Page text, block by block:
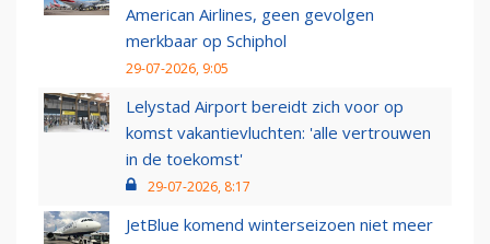
American Airlines, geen gevolgen
merkbaar op Schiphol
29-07-2026, 9:05
Lelystad Airport bereidt zich voor op
komst vakantievluchten: 'alle vertrouwen
in de toekomst'
29-07-2026, 8:17
JetBlue komend winterseizoen niet meer